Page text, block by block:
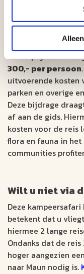
Local Payment
Voor deze Small-
"local payment"
300,- per persoon
uitvoerende kosten
parken en overige
Deze bijdrage
af aan de gids.
kosten voor de reis
flora en fauna in
communities
Wilt u niet via
Deze
betekent dat u
hiermee 2 lange
Ondanks dat de
hoger aangezien
naar Maun nodig is.